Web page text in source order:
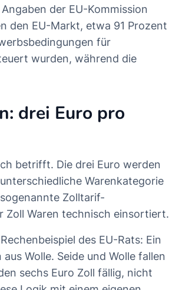
der EU-Kommission
den EU-Markt, etwa 91 Prozent
für
wurden, während die
drei Euro pro
betrifft. Die drei Euro werden
Warenkategorie
Zolltarif-
Zoll Waren technisch einsortiert.
des EU-Rats: Ein
Wolle. Seide und Wolle fallen
sechs Euro Zoll fällig, nicht